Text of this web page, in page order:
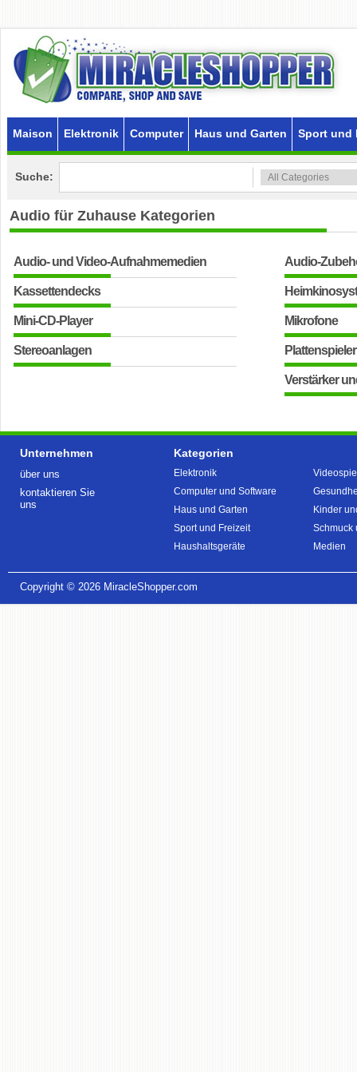
Maison Elektronik Computer Haus und Garten Sport und
Suche:
Audio für Zuhause Kategorien
Audio- und Video-Aufnahmemedien
Kassettendecks
Mini-CD-Player
Stereoanlagen
Audio-
Mikrofone
Plattenspieler
Verstärker
Unternehmen
über uns
kontaktieren Sie
uns
Kategorien
Elektronik
Computer und Software
Haus und Garten
Sport und Freizeit
Haushaltsgeräte
Kinder
Schmuck
Medien
Copyright © 2026 MiracleShopper.com